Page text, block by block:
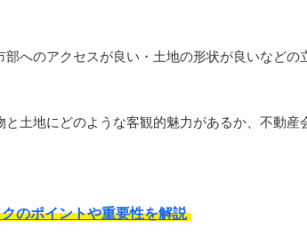
へのアクセスが良い・土地の形状が良いなどの
土地にどのような客観的魅力があるか、不動産
のポイントや重要性を解説